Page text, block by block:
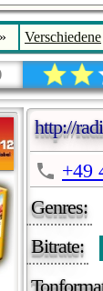
» Verschiedene
http://
+49
Genres:
Bitrate: